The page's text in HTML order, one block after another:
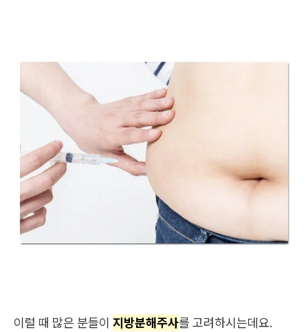
이럴 때 많은 분들이 지방분해주사를 고려하시는데요.